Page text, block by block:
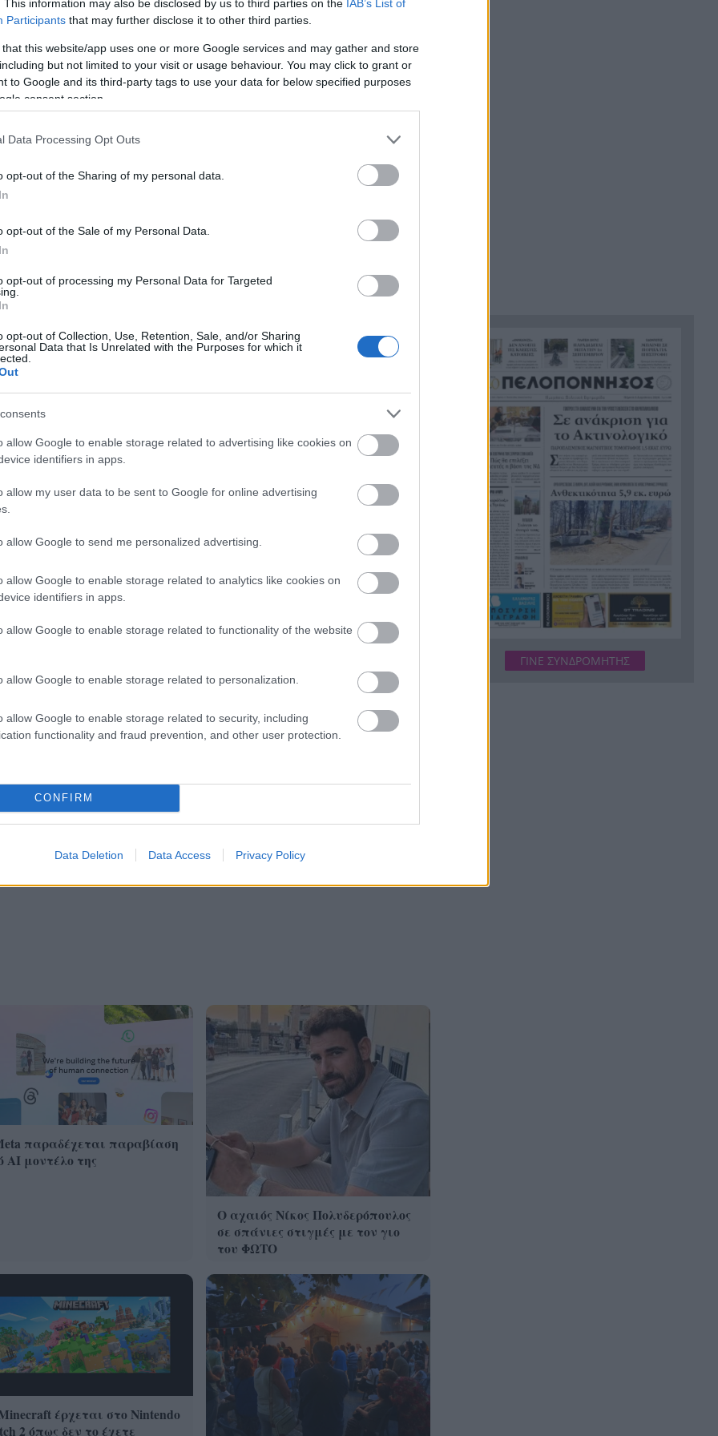
This information may also be disclosed by us to third parties on the IAB’s List of
Participants that may further disclose it to other third parties.
that this website/app uses one or more Google services and may gather and store
but not limited to your visit or usage behaviour. You may click to grant or
to Google and its third-party tags to use your data for below specified purposes
consent section.
Data Processing Opt Outs
opt-out of the Sharing of my personal data.
opt-out of the Sale of my Personal Data.
opt-out of processing my Personal Data for Targeted
opt-out of Collection, Use, Retention, Sale, and/or Sharing
Data that Is Unrelated with the Purposes for which it
allow Google to enable storage related to advertising like cookies on
identifiers in apps.
allow my user data to be sent to Google for online advertising
allow Google to send me personalized advertising.
allow Google to enable storage related to analytics like cookies on
identifiers in apps.
allow Google to enable storage related to functionality of the website
allow Google to enable storage related to personalization.
allow Google to enable storage related to security, including
functionality and fraud prevention, and other user protection.
CONFIRM
Data Deletion Data Access Privacy Policy
47χρονος εργάτης αρχικά τραυματίστηκε σοβαρά καθώς έπεσε
στο Νοσοκομείο, αλλά παρά τις προσπάθειες των
τι αλλάζει στα εισιτήρια
μετά την έκρηξη αντιμετωπίστηκε αρχικά από τα
ισχυρές δυνάμεις της Πυροσβεστικής.
απομακρύνθηκαν από την περιοχή, ορισμένα τμήματα
φλογών συνεχίζονται.
παρεμποδίστηκαν από εύφλεκτα υλικά στα σιλό πετρελαίου, ότι
ήταν ορατός από χιλιόμετρα μακριά και ότι είχε
σε ανοιχτή γραμμή με τον Πολίτη
παράπονα, καταγγελίες ή ιδέες για τη γειτονιά σου.
τις ειδήσειςστο Bing News και το Google News
παραδέχεται παραβίαση
AI μοντέλο της
Ο αχαιός Νίκος Πολυδερόπουλος
σε σπάνιες στιγμές με τον γιο
του ΦΩΤΟ
έρχεται στο Nintendo
2 όπως δεν το έχετε
σε 3 και 4
15:22 Αχαΐα: Αντιπλημμυρική
θωράκιση 5 εκατ. ευρώ σε
Πείρο και Παραπείρο με
υπογραφή Φαρμάκη
15:21 Μόναχο: Ισόβια στον οδηγό
που έριξε το αυτοκίνητο σε
διαδήλωση και σκότωσε
μητέρα και παιδί
Κανένα μεγάλο αστικό κέντρο
εκτός συναγερμού: Η Ιταλία
αντιμέτωπη με 40°C και
τέσσερις νεκρούς
15:08 HELLENiQ ENERGY:
Εξαμήνου 2026
ΓΙΝΕ ΣΥΝΔΡΟΜΗΤΗΣ